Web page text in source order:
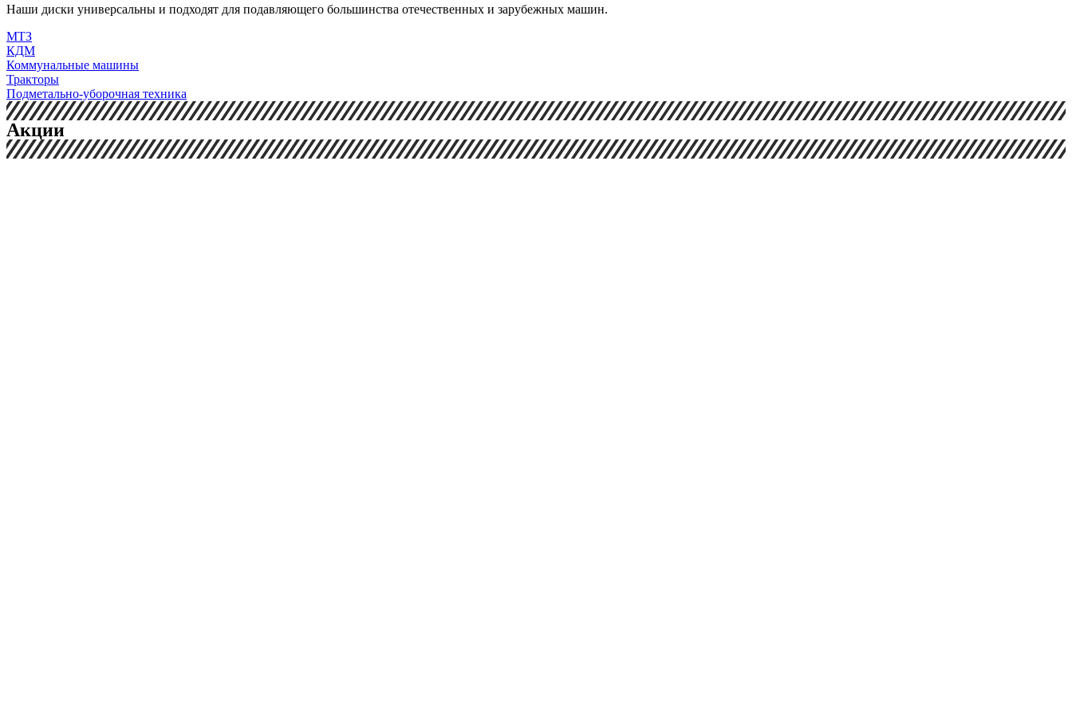
Наши диски универсальны и подходят для подавляющего большинства отечественных и зарубежных машин.
МТЗ
КДМ
Коммунальные машины
Тракторы
Подметально-уборочная техника
Акции